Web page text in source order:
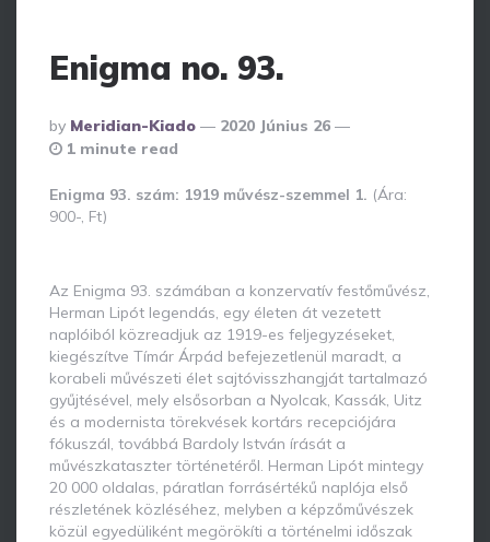
Enigma no. 93.
Posted
By
By Meridian-Kiado
2020 Június 26
1 minute read
Enigma 93. szám: 1919 művész-szemmel 1. (Ára:
900-, Ft)
Az Enigma 93. számában a konzervatív festőművész,
Herman Lipót legendás, egy életen át vezetett
naplóiból közreadjuk az 1919-es feljegyzéseket,
kiegészítve Tímár Árpád befejezetlenül maradt, a
korabeli művészeti élet sajtóvisszhangját tartalmazó
gyűjtésével, mely elsősorban a Nyolcak, Kassák, Uitz
és a modernista törekvések kortárs recepciójára
fókuszál, továbbá Bardoly István írását a
művészkataszter történetéről. Herman Lipót mintegy
20 000 oldalas, páratlan forrásértékű naplója első
részletének közléséhez, melyben a képzőművészek
közül egyedüliként megörökíti a történelmi időszak